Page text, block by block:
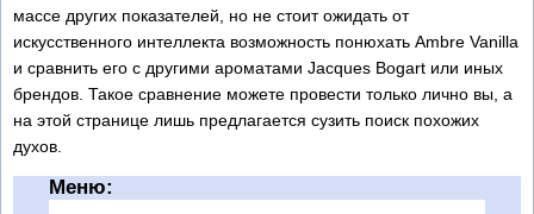
массе других показателей, но не стоит ожидать от
искусственного интеллекта возможность понюхать Ambre Vanilla
и сравнить его с другими ароматами Jacques Bogart или иных
брендов. Такое сравнение можете провести только лично вы, а
на этой странице лишь предлагается сузить поиск похожих
духов.
Меню: